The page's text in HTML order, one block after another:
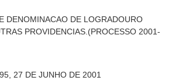
DENOMINACAO DE LOGRADOURO
PROVIDENCIAS.(PROCESSO 2001-
27 DE JUNHO DE 2001